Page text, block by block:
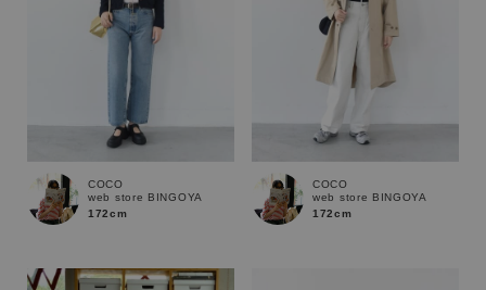
ブランド
COCO
web store BINGOYA
172cm
COCO
web store BINGOYA
172cm